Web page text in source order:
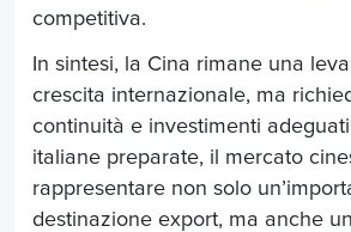
competitiva.
In sintesi, la Cina rimane una
crescita internazionale, ma
continuità e investimenti
italiane preparate, il mercato
rappresentare non solo
destinazione export, ma anche